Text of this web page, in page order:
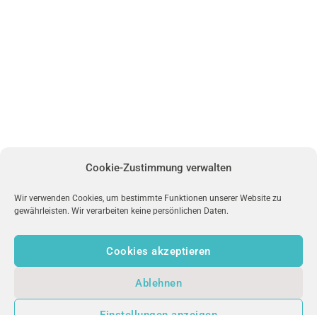
Cookie-Zustimmung verwalten
Wir verwenden Cookies, um bestimmte Funktionen unserer Website zu
gewährleisten. Wir verarbeiten keine persönlichen Daten.
Cookies akzeptieren
Ablehnen